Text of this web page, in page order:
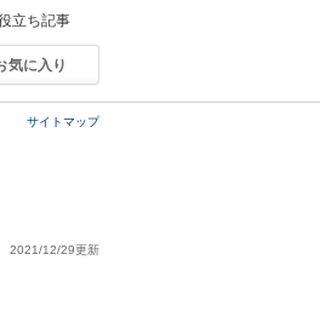
立ち記事
気に入り
サイトマップ
2021/12/29更新